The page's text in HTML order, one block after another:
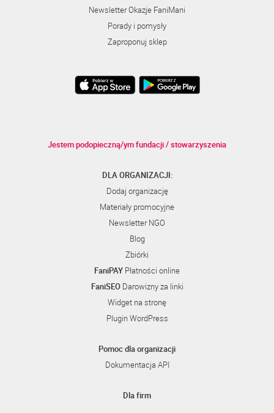
Newsletter Okazje FaniMani
Porady i pomysły
Zaproponuj sklep
Jestem podopieczną/ym fundacji / stowarzyszenia
DLA ORGANIZACJI:
Dodaj organizację
Materiały promocyjne
Newsletter NGO
Blog
Zbiórki
FaniPAY Płatności online
FaniSEODarowizny za linki
Widget na stronę
Plugin WordPress
Pomoc dla organizacji
Dokumentacja API
Dla firm